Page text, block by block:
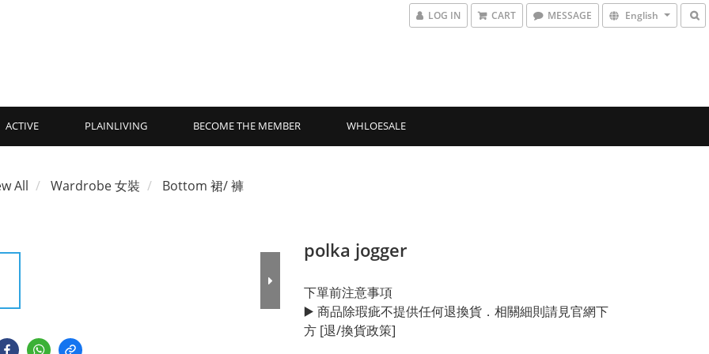
LOG IN CART MESSAGE English
ACTIVE PLAINLIVING BECOME THE MEMBER WHLOESALE
All Wardrobe 女裝 Bottom 裙/ 褲
polka jogger
下單前注意事項
▶️ 商品除瑕疵不提供任何退換貨．相關細則請見官網下
方 [退/換貨政策]